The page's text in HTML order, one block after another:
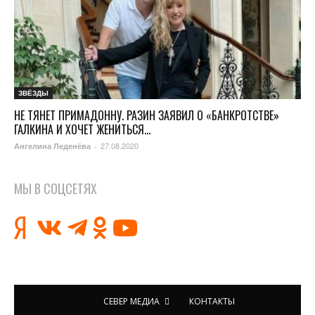
ЗВЁЗДЫ
НЕ ТЯНЕТ ПРИМАДОННУ. РАЗИН ЗАЯВИЛ О «БАНКРОТСТВЕ»
ГАЛКИНА И ХОЧЕТ ЖЕНИТЬСЯ...
Ангелина Леденёва - 27.08.2020
МЫ В СОЦСЕТЯХ
СЕВЕР МЕДИА КОНТАКТЫ